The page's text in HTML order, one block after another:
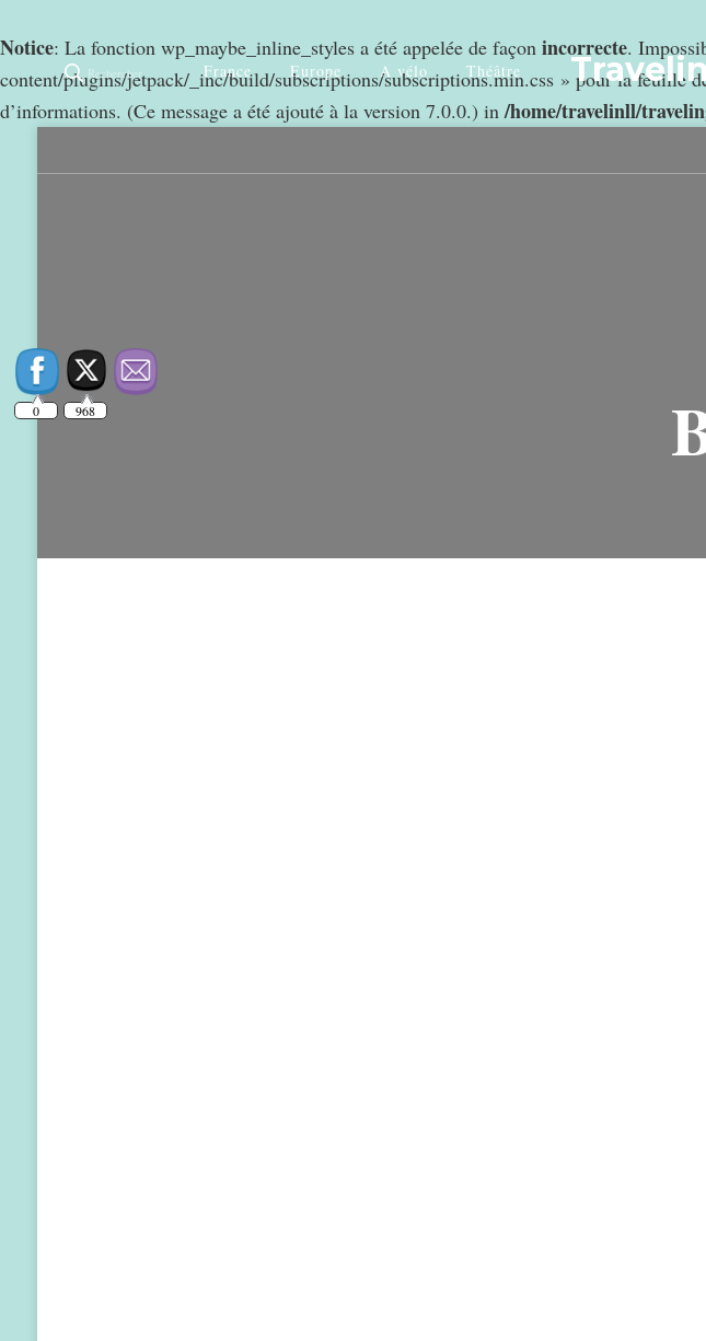
Notice: La fonction wp_maybe_inline_styles a été appelée de façon incorrecte.
content/plugins/jetpack/_inc/build/subscriptions/subscriptions.min.css » pour la feuille
d’informations. (Ce message a été ajouté à la version 7.0.0.) in/home/travelinll/
Rechercher France Europe A vélo Théâtre